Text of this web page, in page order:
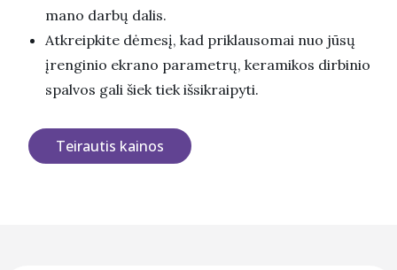
mano darbų dalis.
Atkreipkite dėmesį, kad priklausomai nuo jūsų
įrenginio ekrano parametrų, keramikos dirbinio
spalvos gali šiek tiek išsikraipyti.
Teirautis kainos